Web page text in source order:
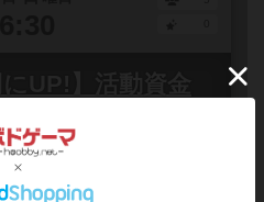
UP!】活動資金
ら徒歩4分